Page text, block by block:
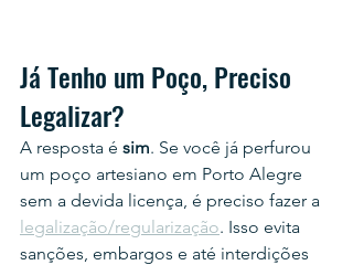
Já Tenho um Poço, Preciso
Legalizar?
A resposta é sim. Se você já perfurou
um poço artesiano em Porto Alegre
sem a devida licença, é preciso fazer a
legalização/regularização. Isso evita
sanções, embargos e até interdições